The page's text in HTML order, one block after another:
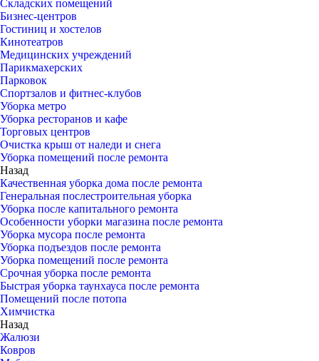
Складских помещений
Бизнес-центров
Гостиниц и хостелов
Кинотеатров
Медицинских учреждений
Парикмахерских
Парковок
Спортзалов и фитнес-клубов
Уборка метро
Уборка ресторанов и кафе
Торговых центров
Очистка крыш от наледи и снега
Уборка помещений после ремонта
Назад
Качественная уборка дома после ремонта
Генеральная послестроительная уборка
Уборка после капитального ремонта
Особенности уборки магазина после ремонта
Уборка мусора после ремонта
Уборка подъездов после ремонта
Уборка помещений после ремонта
Срочная уборка после ремонта
Быстрая уборка таунхауса после ремонта
Помещений после потопа
Химчистка
Назад
Жалюзи
Ковров